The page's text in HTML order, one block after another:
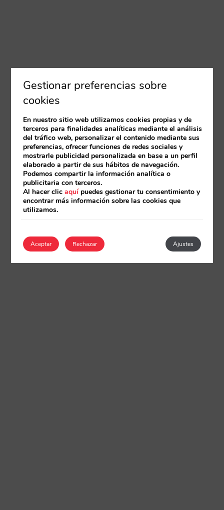
Gestionar preferencias sobre
cookies
En nuestro sitio web utilizamos cookies propias y de
terceros para finalidades analíticas mediante el análisis
del tráfico web, personalizar el contenido mediante sus
preferencias, ofrecer funciones de redes sociales y
mostrarle publicidad personalizada en base a un perfil
elaborado a partir de sus hábitos de navegación.
Podemos compartir la información analítica o
publicitaria con terceros.
Al hacer clicaquípuedes gestionar tu consentimiento y
encontrar más información sobre las cookies que
utilizamos.
Aceptar Ajustes
Rechazar